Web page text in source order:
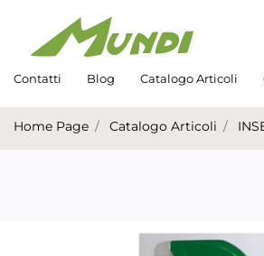
Contatti Blog Catalogo Articoli
Home Page Catalogo Articoli